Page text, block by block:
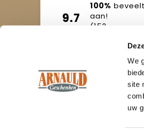
We
site
uw
9.7
100%
aan!
(152
functioneren